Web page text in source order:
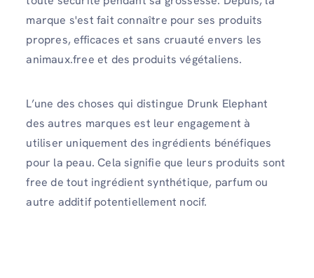
marque s'est fait connaître pour ses produits
propres, efficaces et sans cruauté envers les
animaux.free et des produits végétaliens.
L’une des choses qui distingue Drunk Elephant
des autres marques est leur engagement à
utiliser uniquement des ingrédients bénéfiques
pour la peau. Cela signifie que leurs produits sont
free de tout ingrédient synthétique, parfum ou
autre additif potentiellement nocif.